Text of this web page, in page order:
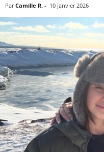
Par Camille R. - 10 janvier 2026